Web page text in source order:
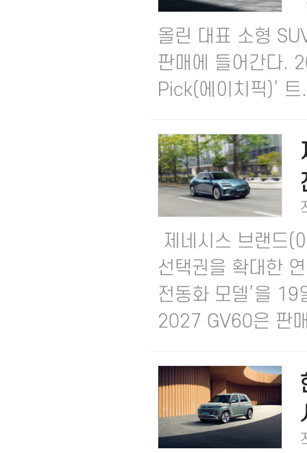
올린 대표 소형
판매에 들어간다.​
Pick(에이치픽)’
제네시스 브랜드(
선택권을 확대한
전동화 모델’을
2027 GV60은 판